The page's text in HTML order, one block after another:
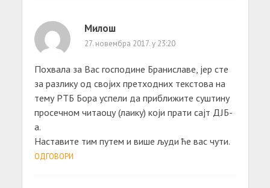
Милош
27. новембра 2017. у 23:20
Похвала за Вас господине Браниславе, јер сте
за разлику од својих претходних текстова на
тему РТБ Бора успели да приближите суштину
просечном читаоцу (лаику) који прати сајт ДЈБ-
а.
Наставите тим путем и више људи ће вас чути.
ОДГОВОРИ